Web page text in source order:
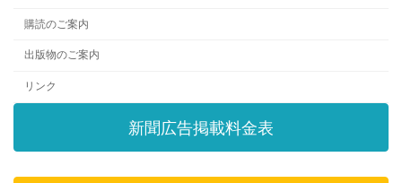
購読のご案内
出版物のご案内
リンク
新聞広告掲載料金表